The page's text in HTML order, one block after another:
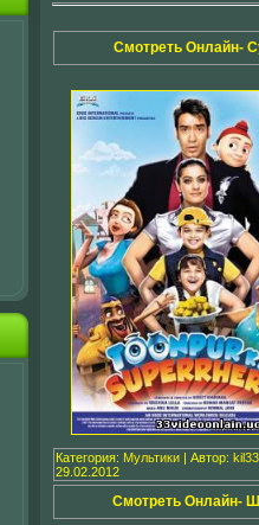
Смотреть Онлайн-
Категория: Мультики | Автор: kil33
29.02.2012
Смотреть Онлайн-